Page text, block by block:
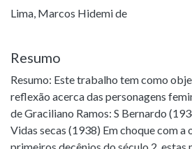
Lima, Marcos Hidemi de
Resumo
Resumo: Este trabalho tem como
reflexão acerca das personagens
de Graciliano Ramos: S Bernardo
Vidas secas (1938) Em choque com a